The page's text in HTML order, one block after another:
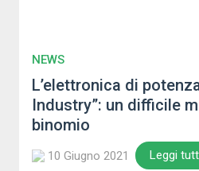
NEWS
L’elettronica di
Industry”: un difficile
binomio
10 Giugno 2021 Leggi